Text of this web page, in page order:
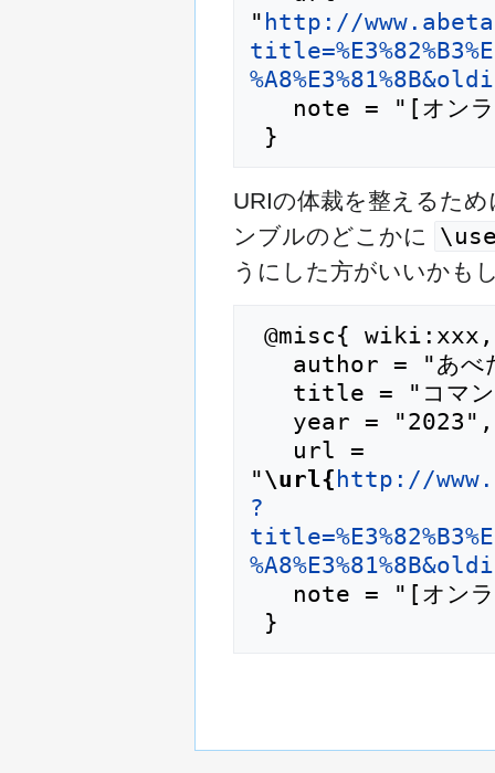
" http://
URIの体裁を整えるため
ンブルのどこかに
うにした方がいいかも
"\url{ http://
?